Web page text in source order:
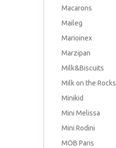
Macarons
Maileg
Marioinex
Marzipan
Milk&Biscuits
Milk on the Rocks
Minikid
Mini Melissa
Mini Rodini
MOB Paris